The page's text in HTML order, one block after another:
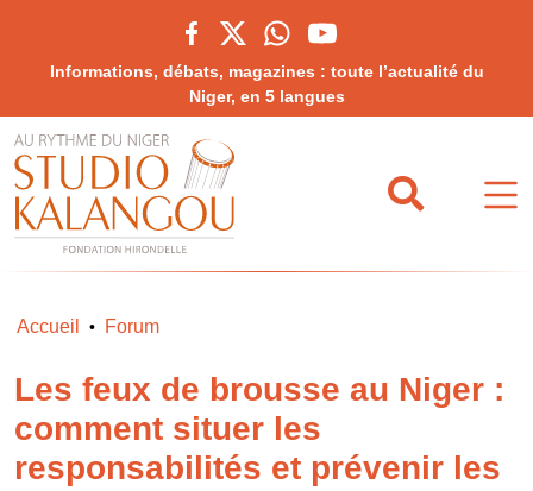
Informations, débats, magazines : toute l’actualité du
Niger, en 5 langues
Accueil • Forum
Les feux de brousse au Niger :
comment situer les
responsabilités et prévenir les